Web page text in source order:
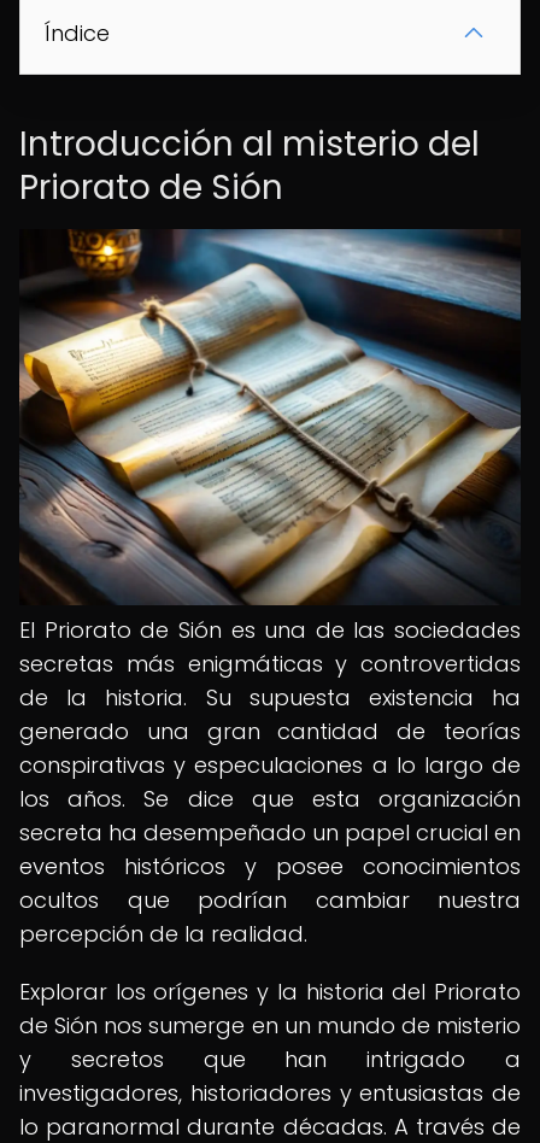
Índice
Introducción al misterio del
Priorato de Sión
El Priorato de Sión es una de las sociedades
secretas más enigmáticas y controvertidas
de la historia. Su supuesta existencia ha
generado una gran cantidad de teorías
conspirativas y especulaciones a lo largo de
los años. Se dice que esta organización
secreta ha desempeñado un papel crucial en
eventos históricos y posee conocimientos
ocultos que podrían cambiar nuestra
percepción de la realidad.
Explorar los orígenes y la historia del Priorato
de Sión nos sumerge en un mundo de misterio
y secretos que han intrigado a
investigadores, historiadores y entusiastas de
lo paranormal durante décadas. A través de